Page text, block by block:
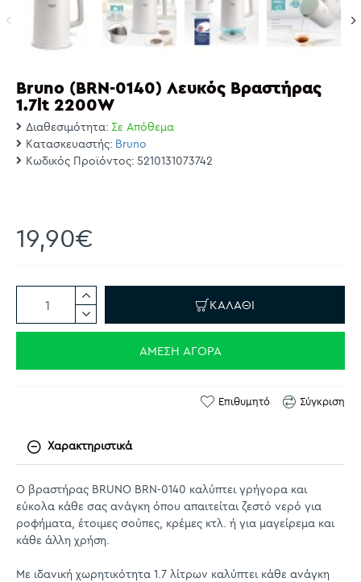
Bruno (BRN-0140) Λευκός Βραστήρας
1.7lt 2200W
Διαθεσιμότητα: Σε Απόθεμα
Κατασκευαστής: Bruno
Κωδικός Προϊόντος: 5210131073742
19,90€
ΚΑΛΆΘΙ
ΆΜΕΣΗ ΑΓΟΡΆ
Επιθυμητό Σύγκριση
Χαρακτηριστικά
Ο βραστήρας BRUNO BRN-0140 καλύπτει γρήγορα και
εύκολα κάθε σας ανάγκη όπου απαιτείται ζεστό νερό για
ροφήματα, έτοιμες σούπες, κρέμες κτλ. ή για μαγείρεμα και
κάθε άλλη χρήση.
Με ιδανική χωρητικότητα 1.7 λίτρων καλύπτει κάθε ανάγκη